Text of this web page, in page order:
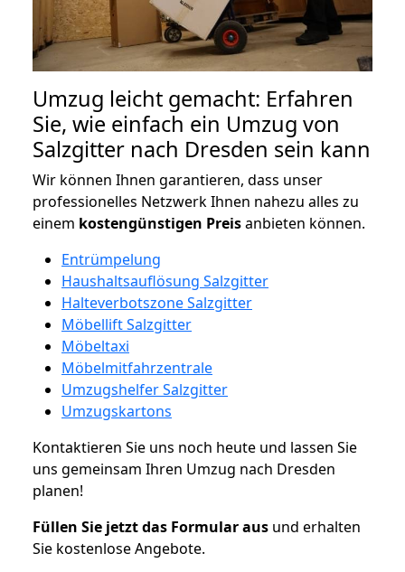
Umzug leicht gemacht: Erfahren
Sie, wie einfach ein Umzug von
Salzgitter nach Dresden sein kann
Wir können Ihnen garantieren, dass unser
professionelles Netzwerk Ihnen nahezu alles zu
einem kostengünstigen Preisanbieten können.
Entrümpelung
Haushaltsauflösung Salzgitter
Halteverbotszone Salzgitter
Möbellift Salzgitter
Möbeltaxi
Möbelmitfahrzentrale
Umzugshelfer Salzgitter
Umzugskartons
Kontaktieren Sie uns noch heute und lassen Sie
uns gemeinsam Ihren Umzug nach Dresden
planen!
Füllen Sie jetzt das Formular aus und erhalten
Sie kostenlose Angebote.